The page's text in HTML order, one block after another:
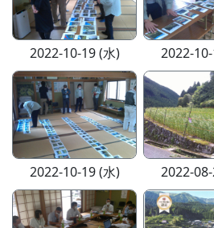
2022-10-19 (水) 2022-
2022-10-19 (水) 2022-